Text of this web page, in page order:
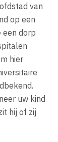
van
op een
een dorp
hier
uw kind
hij of zij